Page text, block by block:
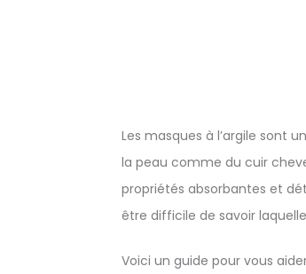
Les masques à l’argile sont
la peau comme du cuir
propriétés absorbantes et
être difficile de savoir
Voici un guide pour vous